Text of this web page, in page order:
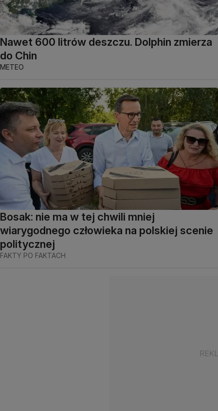
Nawet 600 litrów deszczu. Dolphin zmierza
do Chin
METEO
Bosak: nie ma w tej chwili mniej
wiarygodnego człowieka na polskiej scenie
politycznej
FAKTY PO FAKTACH